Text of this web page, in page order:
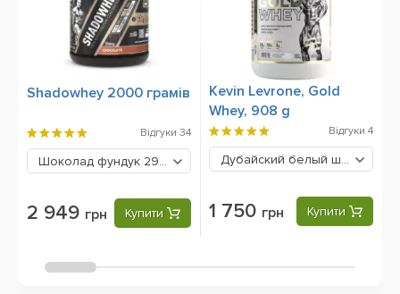
Shadowhey 2000 грамів
Відгуки 34
Шоколад фундук 2949 грн
2 949 грн Купити
Kevin Levrone, Gold
Whey, 908 g
Відгуки 4
Дубайский белый шоколад
1 750 грн Купити